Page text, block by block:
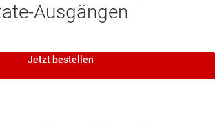
Ausgängen
Jetzt bestellen